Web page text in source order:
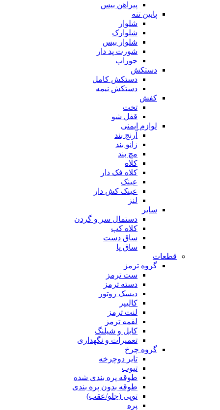
پیراهن بیس
پایین تنه
شلوار
شلوارک
شلوار بیس
شورت پد دار
جوراب
دستکش
دستکش کامل
دستکش نیمه
کفش
تخت
قفل شو
لوازم ایمنی
آرنج بند
زانو بند
مچ بند
کلاه
کلاه فک دار
عینک
عینک کش دار
لنز
سایر
دستمال سر و گردن
کلاه کپ
ساق دست
ساق پا
قطعات
گروه ترمز
ست ترمز
دسته ترمز
دیسک روتور
کالیپر
لنت ترمز
لقمه ترمز
کابل و شیلنگ
تعمیرات و نگهداری
گروه چرخ
تایر دوچرخه
تیوب
طوقه پره بندی شده
طوقه بدون پره بندی
توپی (جلو/عقب)
پره